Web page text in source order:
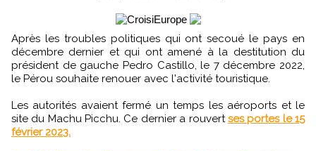
Après les troubles politiques qui ont secoué le pays en
décembre dernier et qui ont amené à la destitution du
président de gauche Pedro Castillo, le 7 décembre 2022,
le Pérou souhaite renouer avec l'activité touristique.
Les autorités avaient fermé un temps les aéroports et le
site du Machu Picchu. Ce dernier a rouvert ses portes le 15
février 2023.